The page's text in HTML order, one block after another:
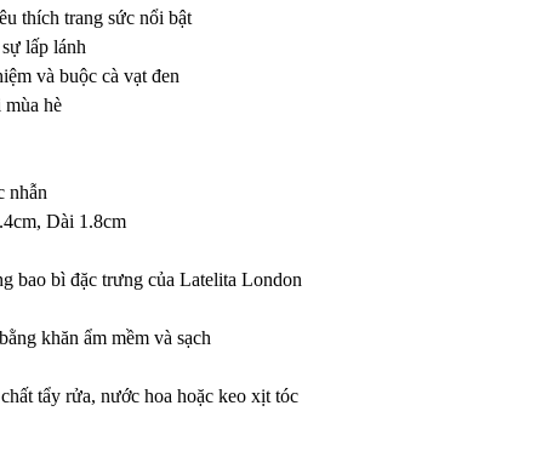
thích trang sức nổi bật
lấp lánh
và buộc cà vạt đen
mùa hè
nhẫn
Dài 1.8cm
bao bì đặc trưng của Latelita London
khăn ẩm mềm và sạch
tẩy rửa, nước hoa hoặc keo xịt tóc